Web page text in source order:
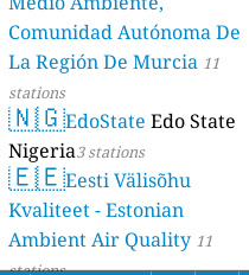
Comunidad Autónoma De
La Región De Murcia 11
stations
🇳🇬EdoState Edo State
Nigeria3 stations
🇪🇪Eesti Välisõhu
Kvaliteet - Estonian
Ambient Air Quality 11
stations